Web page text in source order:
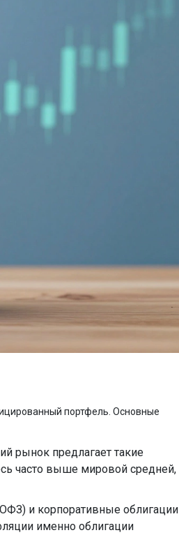
портфель. Основные
рынок предлагает такие
часто выше мировой средней,
и корпоративные облигации
именно облигации